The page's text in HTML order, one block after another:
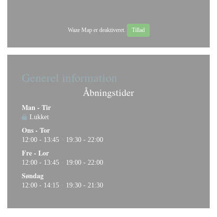
Waze Map er deaktiveret. Tillad
Generel information
Åbningstider
Man- Tir
Lukket
Ons- Tor
12:00 - 13:45 • 19:30 - 22:00
Fre- Lor
12:00 - 13:45 • 19:00 - 22:00
Søndag
12:00 - 14:15 • 19:30 - 21:30